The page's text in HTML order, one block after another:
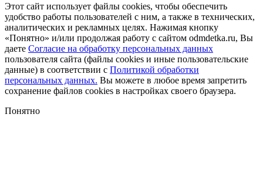
Этот сайт использует файлы cookies, чтобы обеспечить
удобство работы пользователей с ним, а также в технических,
аналитических и рекламных целях. Нажимая кнопку
«Понятно» и/или продолжая работу с сайтом odmdetka.ru, Вы
даете Согласие на обработку персональных данных
пользователя сайта (файлы cookies и иные пользовательские
данные) в соответствии с Политикой обработки
персональных данных. Вы можете в любое время запретить
сохранение файлов cookies в настройках своего браузера.
Понятно